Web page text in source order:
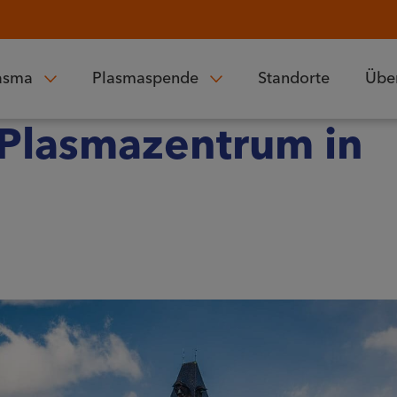
Plasmaspende Standorte
in